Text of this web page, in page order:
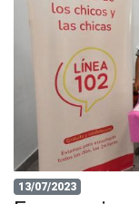
13/07/2023